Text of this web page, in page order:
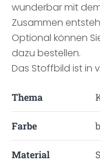
wunderbar mit
Zusammen
Optional können
dazu bestellen.
Das Stoffbild ist in
Thema
Farbe
Material